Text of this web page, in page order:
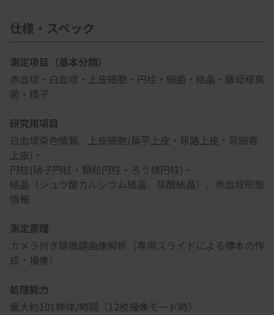
仕様・スペック
測定項目（基本分類）
赤血球・白血球・上皮細胞・円柱・細菌・結晶・酵母様真
菌・精子
研究用項目
白血球染色情報、上皮細胞(扁平上皮・尿路上皮・尿細管
上皮)・
円柱(硝子円柱・顆粒円柱・ろう様円柱)・
結晶（シュウ酸カルシウム結晶、尿酸結晶）、赤血球形態
情報
測定原理
カメラ付き顕微鏡画像解析（専用スライドによる標本の作
成・撮像）
処理能力
最大約101検体/時間（12枚撮像モード時）